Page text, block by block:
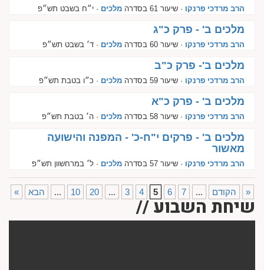
הרב מרדכי פרנקו · שיעור 61 בסדרה מלכים · י״ח בשבט תש״פ
מלכים ב' - פרק כ"ג
הרב מרדכי פרנקו · שיעור 60 בסדרה מלכים · ד׳ בשבט תש״פ
מלכים ב'- פרק כ"ב
הרב מרדכי פרנקו · שיעור 59 בסדרה מלכים · כ״ו בטבת תש״פ
מלכים ב' - פרק כ"א
הרב מרדכי פרנקו · שיעור 58 בסדרה מלכים · ה׳ בטבת תש״פ
מלכים ב' - פרקים י"ח-כ' - המפנה והישועה
מאשור
הרב מרדכי פרנקו · שיעור 57 בסדרה מלכים · ל׳ במרחשוון תש״פ
« הקודם ...
3 4 5 6 7
...
10 20
... הבא »
שיחת השבוע //